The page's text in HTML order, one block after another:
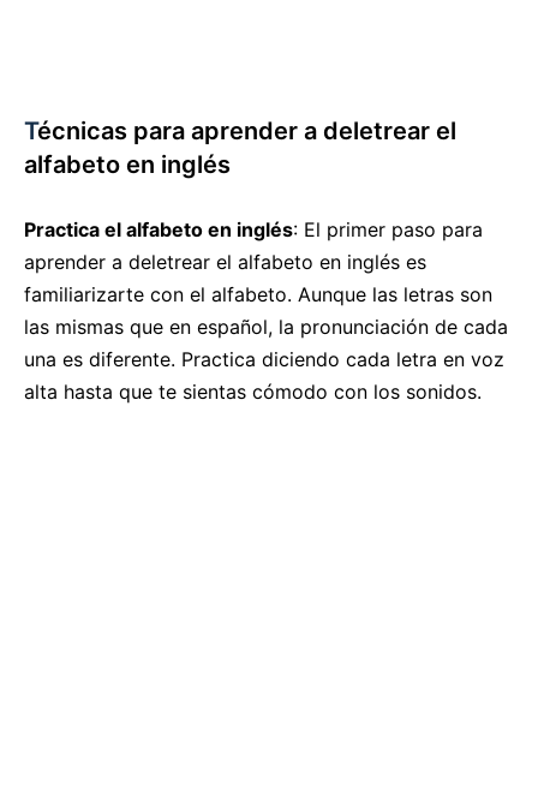
Técnicas para aprender a deletrear el
alfabeto en inglés
Practica el alfabeto en inglés: El primer paso para
aprender a deletrear el alfabeto en inglés es
familiarizarte con el alfabeto. Aunque las letras son
las mismas que en español, la pronunciación de cada
una es diferente. Practica diciendo cada letra en voz
alta hasta que te sientas cómodo con los sonidos.